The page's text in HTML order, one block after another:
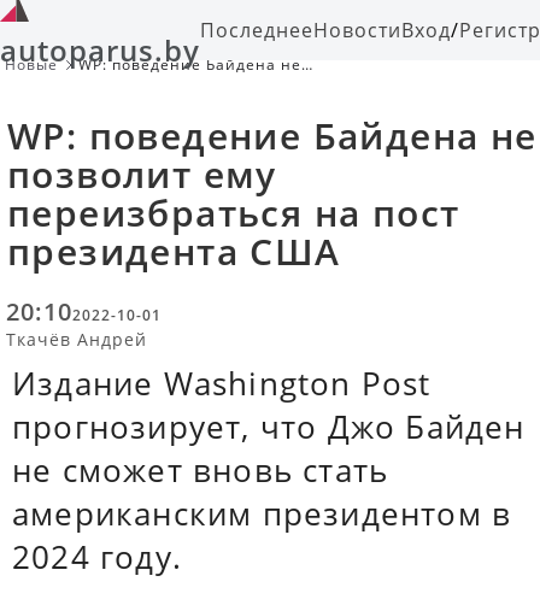
autoparus.byПоследнееНовостиВход/
Новые
WP: поведение Байдена не
WP: поведение Байдена не
позволит ему
переизбраться на пост
президента США
20:102022-10-01
Ткачёв Андрей
Издание Washington Post
прогнозирует, что Джо Байден
не сможет вновь стать
американским президентом в
2024 году.